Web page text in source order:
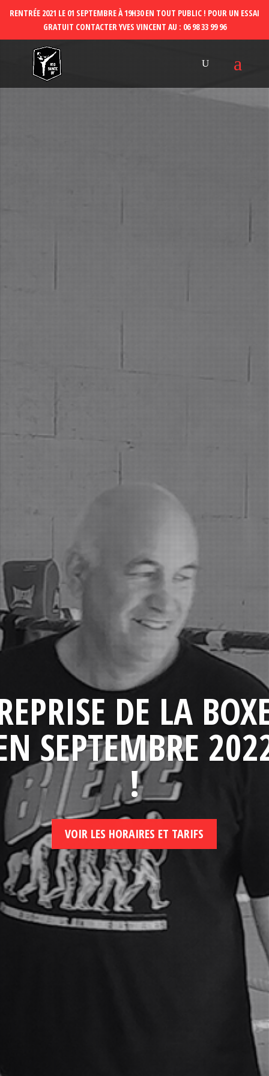
DE LA
SEPTEMBRE
!
VOIR LES HORAIRES ET TARIFS